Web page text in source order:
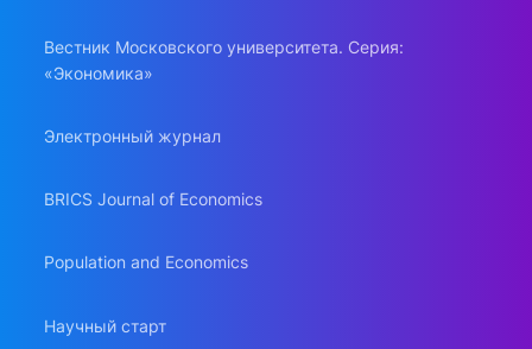
Вестник Московского университета. Серия:
«Экономика»
Электронный журнал
BRICS Journal of Economics
Population and Economics
Научный старт